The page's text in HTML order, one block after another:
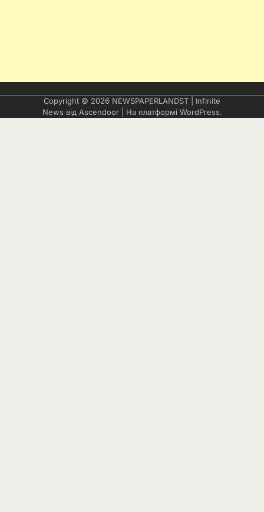
Copyright © 2026 NEWSPAPERLANDST | Infinite
News від Ascendoor| На платформі WordPress.